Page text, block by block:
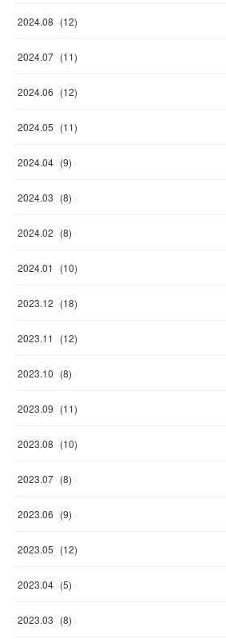
2024.08 (12)
2024.07 (11)
2024.06 (12)
2024.05 (11)
2024.04 (9)
2024.03 (8)
2024.02 (8)
2024.01 (10)
2023.12 (18)
2023.11 (12)
2023.10 (8)
2023.09 (11)
2023.08 (10)
2023.07 (8)
2023.06 (9)
2023.05 (12)
2023.04 (5)
2023.03 (8)